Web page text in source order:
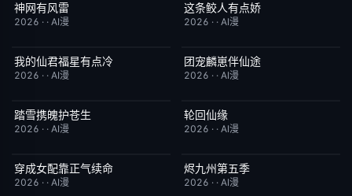
完结
神网有风雷
2026 · · AI漫
完结
这条鲛人有点娇
2026 · · AI漫
完结
我的仙君福星有点冷
2026 · · AI漫
完结
团宠麟崽伴仙途
2026 · · AI漫
完结
踏雪携魄护苍生
2026 · · AI漫
完结
轮回仙缘
2026 · · AI漫
完结
穿成女配靠正气续命
2026 · · AI漫
完结
烬九州第五季
2026 · · AI漫